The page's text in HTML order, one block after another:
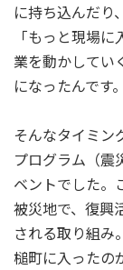
に持ち込んだり
「もっと現場
業を動かしてい
になったんです。
そんなタイミン
プログラム（震
ベントでした。
被災地で、復興
される取り組み
槌町に入ったの